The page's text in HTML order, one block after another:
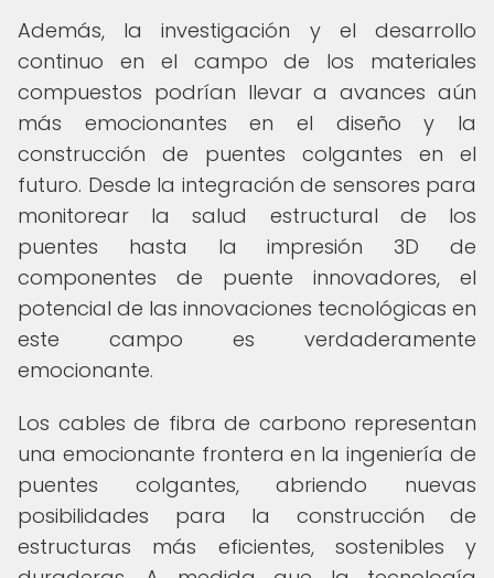
Además, la investigación y el desarrollo
continuo en el campo de los materiales
compuestos podrían llevar a avances aún
más emocionantes en el diseño y la
construcción de puentes colgantes en el
futuro. Desde la integración de sensores para
monitorear la salud estructural de los
puentes hasta la impresión 3D de
componentes de puente innovadores, el
potencial de las innovaciones tecnológicas en
este campo es verdaderamente
emocionante.
Los cables de fibra de carbono representan
una emocionante frontera en la ingeniería de
puentes colgantes, abriendo nuevas
posibilidades para la construcción de
estructuras más eficientes, sostenibles y